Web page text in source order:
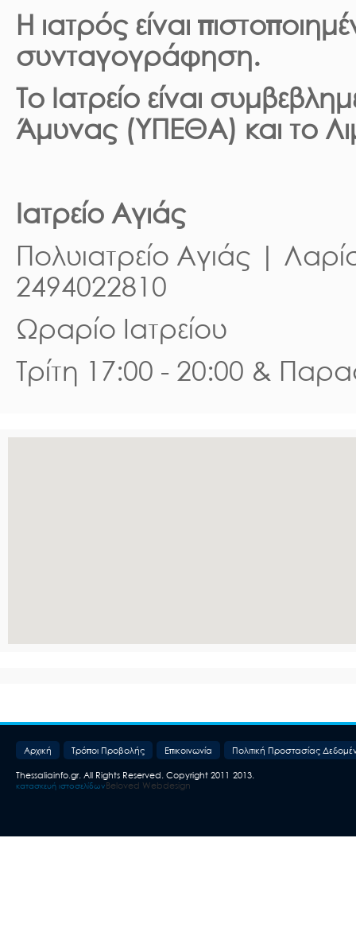
Η ιατρός είναι
συνταγογράφηση.
Το Ιατρείο είναι
Άμυνας (ΥΠΕΘΑ) και το
Ιατρείο Αγιάς
Πολυιατρείο Αγιάς |
2494022810
Ωραρίο Ιατρείου
Τρίτη 17:00 - 20:00 &
Aρχική Τρόποι Προβολής Επικοινωνία Πολιτική Προστασίας
Thessaliainfo.gr. All Rights Reserved. Copyright 2011-2013.
κατασκευή ιστοσελίδωνBeloved Webdesign